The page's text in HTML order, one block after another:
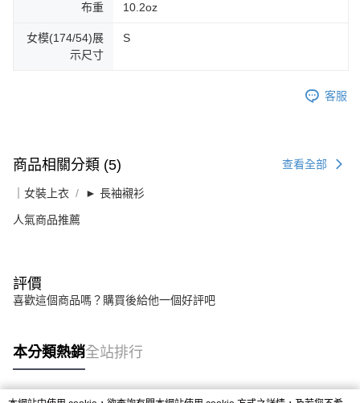
布重 10.2oz
女模(174/54)展
示尺寸
S
客服
商品相關分類 (5) 查看全部
｜女裝上衣 ► 長袖襯衫
人氣商品推薦
評價
喜歡這個商品嗎？購買後給他一個好評吧
本分類熱銷全站排行